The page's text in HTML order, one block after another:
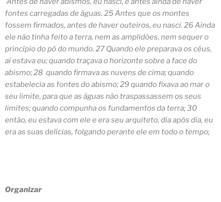
fontes carregadas de águas. 25 Antes que os montes
fossem firmados, antes de haver outeiros, eu nasci. 26 Ainda
ele não tinha feito a terra, nem as amplidões, nem sequer o
princípio do pó do mundo. 27 Quando ele preparava os céus,
aí estava eu; quando traçava o horizonte sobre a face do
abismo; 28 quando firmava as nuvens de cima; quando
estabelecia as fontes do abismo; 29 quando fixava ao mar o
seu limite, para que as águas não traspassassem os seus
limites; quando compunha os fundamentos da terra; 30
então, eu estava com ele e era seu arquiteto, dia após dia, eu
era as suas delícias, folgando perante ele em todo o tempo;
Organizar